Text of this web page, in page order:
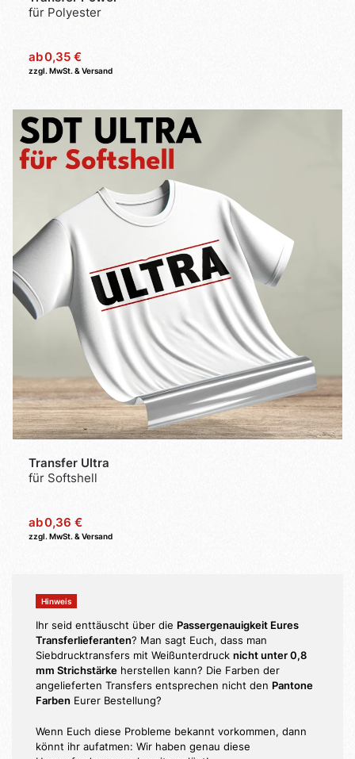
für Polyester
ab0,35 €
zzgl. MwSt. & Versand
Transfer Ultra
für Softshell
ab0,36 €
zzgl. MwSt. & Versand
Ihr seid enttäuscht über die Passergenauigkeit Eures
Transferlieferanten? Man sagt Euch, dass man
Siebdrucktransfers mit Weißunterdruck nicht unter 0,8
mm Strichstärke herstellen kann? Die Farben der
angelieferten Transfers entsprechen nicht den Pantone
Farben Eurer Bestellung?
Wenn Euch diese Probleme bekannt vorkommen, dann
könnt ihr aufatmen: Wir haben genau diese